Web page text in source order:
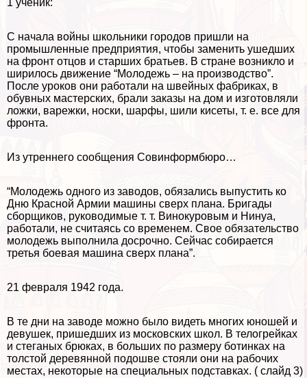
1 ученик:
С начала войны школьники городов пришли на
промышленные предприятия, чтобы заменить ушедших
на фронт отцов и старших братьев. В стране возникло и
ширилось движение “Молодежь – на производство”.
После уроков они работали на швейных фабриках, в
обувных мастерских, брали заказы на дом и изготовляли
ложки, варежки, носки, шарфы, шили кисеты, т. е. все для
фронта.
Из утреннего сообщения Совинформбюро…
“Молодежь одного из заводов, обязались выпустить ко
Дню Красной Армии машины сверх плана. Бригады
сборщиков, руководимые т. т. Винокуровым и Нинуа,
работали, не считаясь со временем. Свое обязательство
молодежь выполнила досрочно. Сейчас собирается
третья боевая машина сверх плана”.
21 февраля 1942 года.
В те дни на заводе можно было видеть многих юношей и
дeвyшек, пришедших из московских школ. В телогрейках
и стеганых брюках, в больших по размеру ботинках на
толстой деревянной подошве стояли они на рабочих
местах, некоторые на специальных подставках. ( слайд 3)